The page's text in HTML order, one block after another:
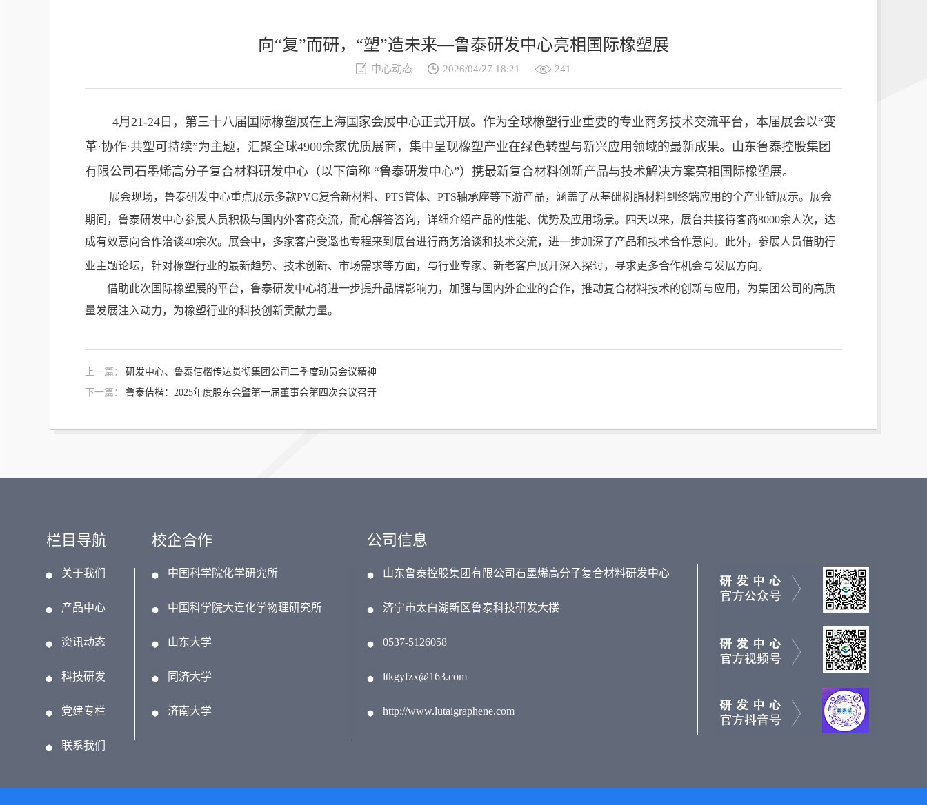
向“复”而研，“塑”造未来—鲁泰研发中心亮相国际橡塑展
中心动态 2026/04/27 18:21 241
4月21-24日，第三十八届国际橡塑展在上海国家会展中心正式开展。作为全球橡塑行业重要的专业商务技术交流平台，本届展会以“变
革·协作·共塑可持续”为主题，汇聚全球4900余家优质展商，集中呈现橡塑产业在绿色转型与新兴应用领域的最新成果。山东鲁泰控股集团
有限公司石墨烯高分子复合材料研发中心（以下简称 “鲁泰研发中心”）携最新复合材料创新产品与技术解决方案亮相国际橡塑展。
展会现场，鲁泰研发中心重点展示多款PVC复合新材料、PTS管体、PTS轴承座等下游产品，涵盖了从基础树脂材料到终端应用的全产业链展示。展会
期间，鲁泰研发中心参展人员积极与国内外客商交流，耐心解答咨询，详细介绍产品的性能、优势及应用场景。四天以来，展台共接待客商8000余人次，达
成有效意向合作洽谈40余次。展会中，多家客户受邀也专程来到展台进行商务洽谈和技术交流，进一步加深了产品和技术合作意向。此外，参展人员借助行
业主题论坛，针对橡塑行业的最新趋势、技术创新、市场需求等方面，与行业专家、新老客户展开深入探讨，寻求更多合作机会与发展方向。
借助此次国际橡塑展的平台，鲁泰研发中心将进一步提升品牌影响力，加强与国内外企业的合作，推动复合材料技术的创新与应用，为集团公司的高质
量发展注入动力，为橡塑行业的科技创新贡献力量。
上一篇：
研发中心、鲁泰佶楷传达贯彻集团公司二季度动员会议精神
下一篇：
鲁泰佶楷：2025年度股东会暨第一届董事会第四次会议召开
栏目导航
关于我们
产品中心
资讯动态
科技研发
党建专栏
联系我们
校企合作
中国科学院化学研究所
中国科学院大连化学物理研究所
山东大学
同济大学
济南大学
公司信息
山东鲁泰控股集团有限公司石墨烯高分子复合材料研发中心
济宁市太白湖新区鲁泰科技研发大楼
0537-5126058
ltkgyfzx@163.com
http://www.lutaigraphene.com